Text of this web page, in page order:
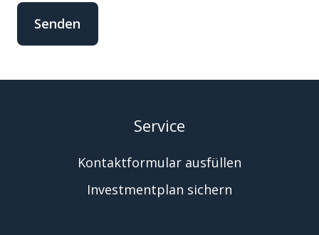
Service
Kontaktformular ausfüllen
Investmentplan sichern